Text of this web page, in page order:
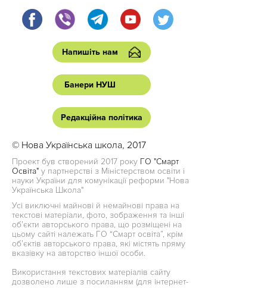
Напишіть нам
Банери НУШ
Редакційна політика
© Нова Українська школа, 2017
Проект був створений 2017 року ГО "Смарт
Освіта" у партнерстві з Міністерством освіти і
науки України для комунікації реформи "Нова
Українська Школа"
Усі виключні майнові й немайнові права на
текстові матеріали, фото, зображення та інші
об’єкти авторського права, що розміщені на
цьому сайті належать ГО “Смарт освіта”, крім
об’єктів авторського права, які містять пряму
вказівку на авторство іншої особи.
Використання текстових матеріалів сайту
дозволено лише з посиланням (для інтернет-